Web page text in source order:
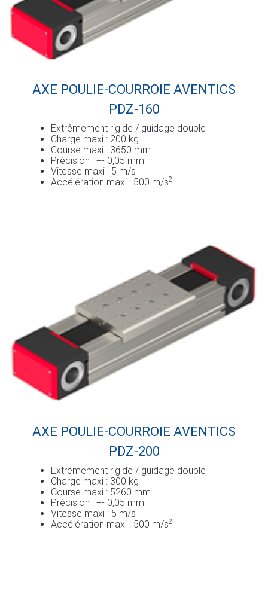
AXE POULIE-COURROIE AVENTICS
PDZ-160
Extrêmement rigide / guidage double
Charge maxi : 200 kg
Course maxi : 3650 mm
Précision : +- 0,05 mm
Vitesse maxi : 5 m/s
Accélération maxi : 500 m/s2
AXE POULIE-COURROIE AVENTICS
PDZ-200
Extrêmement rigide / guidage double
Charge maxi : 300 kg
Course maxi : 5260 mm
Précision : +- 0,05 mm
Vitesse maxi : 5 m/s
Accélération maxi : 500 m/s2